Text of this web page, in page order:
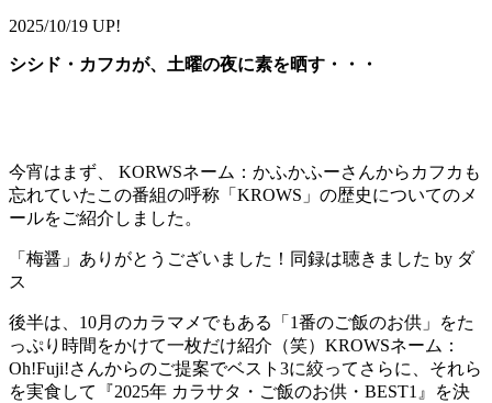
2025/10/19 UP!
シシド・カフカが、土曜の夜に素を晒す・・・
今宵はまず、 KORWSネーム：かふかふーさんからカフカも
忘れていたこの番組の呼称「KROWS」の歴史についてのメ
ールをご紹介しました。
「梅醤」ありがとうございました！同録は聴きました by ダ
ス
後半は、10月のカラマメでもある「1番のご飯のお供」をた
っぷり時間をかけて一枚だけ紹介（笑）KROWSネーム：
Oh!Fuji!さんからのご提案でベスト3に絞ってさらに、それら
を実食して『2025年 カラサタ・ご飯のお供・BEST1』を決